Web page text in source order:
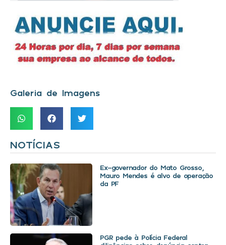
Galeria de Imagens
NOTÍCIAS
Ex-governador do Mato Grosso,
Mauro Mendes é alvo de operação
da PF
PGR pede à Polícia Federal